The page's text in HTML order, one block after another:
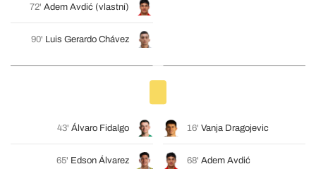
72' Adem Avdić (vlastní)
90' Luis Gerardo Chávez
43' Álvaro Fidalgo 16' Vanja Dragojevic
65' Edson Álvarez 68' Adem Avdić